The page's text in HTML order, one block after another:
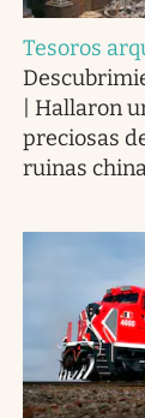
Tesoros
| Hallaron
preciosas
ruinas